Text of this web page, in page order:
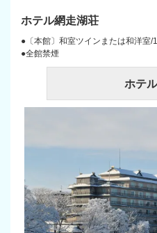
ホテル網走湖荘
●〔本館〕和室ツインまたは和洋室/
●全館禁煙
ホテ